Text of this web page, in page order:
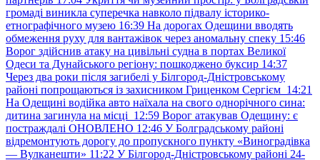
громаді виникла суперечка навколо підвалу історико-
етнографічного музею 16:39 На дорогах Одещини вводять
обмеження руху для вантажівок через аномальну спеку 15:46
Ворог здійснив атаку на цивільні судна в портах Великої
Одеси та Дунайського регіону: пошкоджено буксир 14:37
Через два роки після загибелі у Білгород-Дністровському
районі попрощаються із захисником Гриценком Сергієм 14:21
На Одещині водійка авто наїхала на свого однорічного сина:
дитина загинула на місці 12:59 Ворог атакував Одещину: є
постраждалі ОНОВЛЕНО 12:46 У Болградському районі
відремонтують дорогу до пропускного пункту «Виноградівка
— Вулканешти» 11:22 У Білгород-Дністровському районі 24-